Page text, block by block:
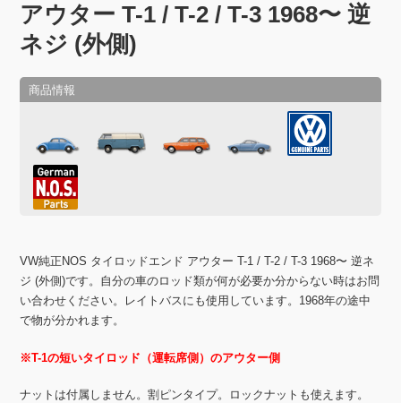
アウター T-1 / T-2 / T-3 1968〜 逆
ネジ (外側)
VW純正NOS タイロッドエンド アウター T-1 / T-2 / T-3 1968〜 逆ネ
ジ (外側)です。自分の車のロッド類が何が必要か分からない時はお問
い合わせください。レイトバスにも使用しています。1968年の途中
で物が分かれます。
※T-1の短いタイロッド（運転席側）のアウター側
ナットは付属しません。割ピンタイプ。ロックナットも使えます。